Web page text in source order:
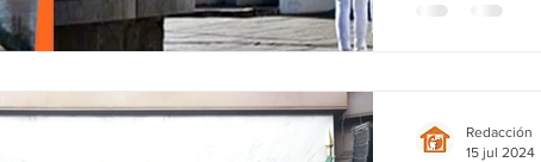
Redacción
15 jul 2024